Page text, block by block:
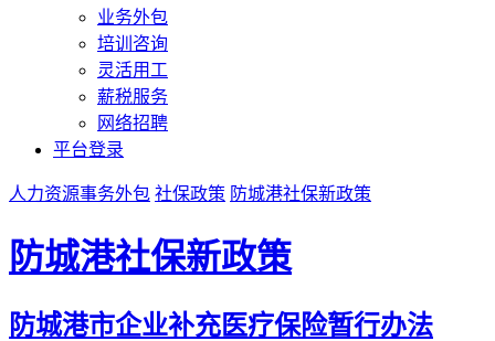
业务外包
培训咨询
灵活用工
薪税服务
网络招聘
平台登录
人力资源事务外包 社保政策 防城港社保新政策
防城港社保新政策
防城港市企业补充医疗保险暂行办法